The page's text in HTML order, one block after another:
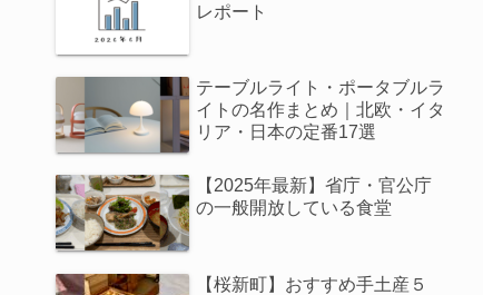
レポート
テーブルライト・ポータブルラ
イトの名作まとめ｜北欧・イタ
リア・日本の定番17選
【2025年最新】省庁・官公庁
の一般開放している食堂
【桜新町】おすすめ手土産５